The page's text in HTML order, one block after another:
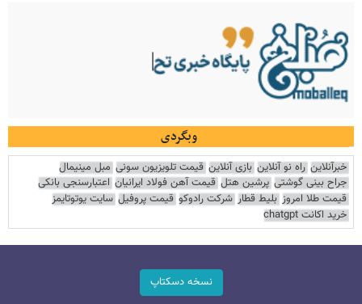
وبگردی
خبرآنلاین راه نو آنلاین بازی آنلاین قیمت تلویزیون سونی مبل مینیمال
جراح بینی گوشتی پرشین هتل قیمت آهن فولاد ایرانیان اعتبارسنجی بانکی
قیمت طلا امروز بلیط قطار شرکت رادوکو قیمت پروفیل سایت یوتوتایمز
خرید اکانت chatgpt
نسخه دسکتاپ